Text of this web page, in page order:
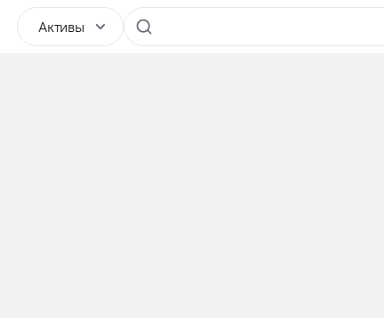
Активы